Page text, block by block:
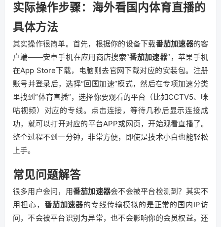
实际操作步骤：海外看国内体育直播的
具体方法
其实操作很简单。首先，根据你的设备下载番茄加速器的客
户端——安卓手机在应用商店搜索“番茄加速器”，苹果手机
在App Store下载，电脑则去官网下载对应的安装包。注册
账号并登录后，选择“回国加速”模式，然后在专项加速分类
里找到“体育直播”，选择你要观看的平台（比如CCTV5、咪
咕视频）对应的专线。点击连接，等待几秒后显示连接成
功，就可以打开对应的平台APP或网页，开始观看直播了。
整个过程不到一分钟，非常方便，即使是技术小白也能轻松
上手。
常见问题解答
很多用户会问，用番茄加速器会不会被平台检测到？其实不
用担心， 番茄加速器的专线传输模拟的是正常的国内IP访
问，不会被平台识别为异常，也不会影响你的会员权益。还